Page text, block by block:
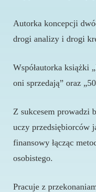
Autorka koncepcji
drogi analizy i drogi
Współautorka książki
oni sprzedają” oraz
Z sukcesem prowadzi
uczy przedsiębiorców
finansowy łącząc
osobistego.
Pracuje z